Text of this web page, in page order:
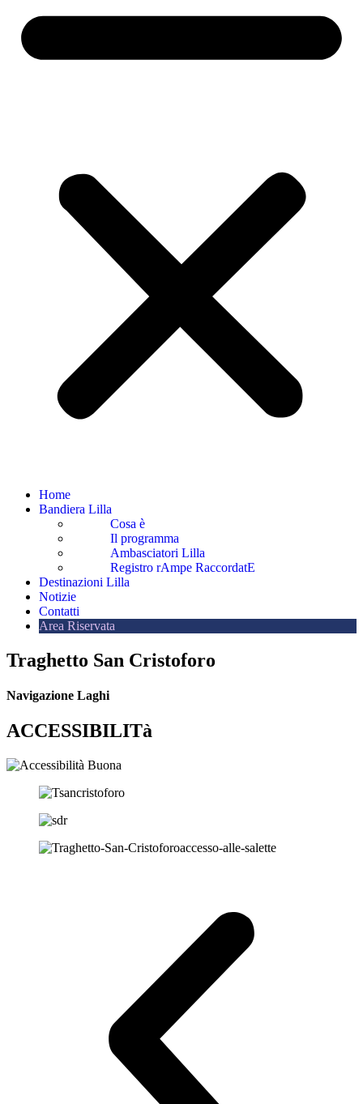
Home
Bandiera Lilla
Cosa è
Il programma
Ambasciatori Lilla
Registro rAmpe RaccordatE
Destinazioni Lilla
Notizie
Contatti
Area Riservata
Traghetto San Cristoforo
Navigazione Laghi
ACCESSIBILITà